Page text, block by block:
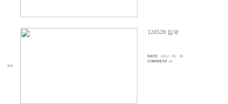
466
120528 입국
DATE
2012 · 05 · 28
COMMENT 10